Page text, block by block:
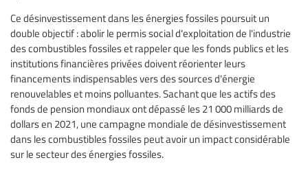
Ce désinvestissement dans les énergies fossiles poursuit un
double objectif : abolir le permis social d'exploitation de l'industrie
des combustibles fossiles et rappeler que les fonds publics et les
institutions financières privées doivent réorienter leurs
financements indispensables vers des sources d'énergie
renouvelables et moins polluantes. Sachant que les actifs des
fonds de pension mondiaux ont dépassé les 21 000 milliards de
dollars en 2021, une campagne mondiale de désinvestissement
dans les combustibles fossiles peut avoir un impact considérable
sur le secteur des énergies fossiles.